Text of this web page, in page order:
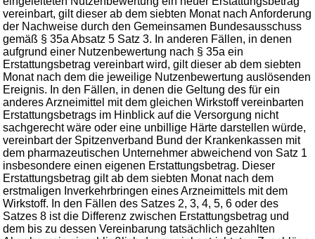
vereinbart, gilt dieser ab dem siebten Monat nach Anforderung
der Nachweise durch den Gemeinsamen Bundesausschuss
gemäß § 35a Absatz 5 Satz 3. In anderen Fällen, in denen
aufgrund einer Nutzenbewertung nach § 35a ein
Erstattungsbetrag vereinbart wird, gilt dieser ab dem siebten
Monat nach dem die jeweilige Nutzenbewertung auslösenden
Ereignis. In den Fällen, in denen die Geltung des für ein
anderes Arzneimittel mit dem gleichen Wirkstoff vereinbarten
Erstattungsbetrags im Hinblick auf die Versorgung nicht
sachgerecht wäre oder eine unbillige Härte darstellen würde,
vereinbart der Spitzenverband Bund der Krankenkassen mit
dem pharmazeutischen Unternehmer abweichend von Satz 1
insbesondere einen eigenen Erstattungsbetrag. Dieser
Erstattungsbetrag gilt ab dem siebten Monat nach dem
erstmaligen Inverkehrbringen eines Arzneimittels mit dem
Wirkstoff. In den Fällen des Satzes 2, 3, 4, 5, 6 oder des
Satzes 8 ist die Differenz zwischen Erstattungsbetrag und
dem bis zu dessen Vereinbarung tatsächlich gezahlten